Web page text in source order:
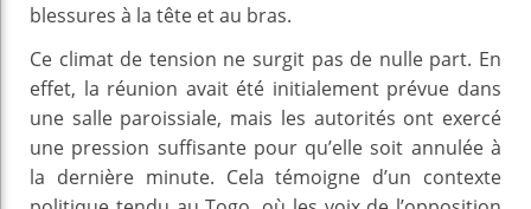
blessures à la tête et au bras.
Ce climat de tension ne surgit pas de nulle part. En
effet, la réunion avait été initialement prévue dans
une salle paroissiale, mais les autorités ont exercé
une pression suffisante pour qu’elle soit annulée à
la dernière minute. Cela témoigne d’un contexte